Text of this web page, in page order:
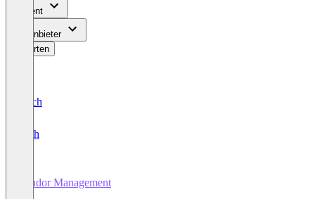
Content
Für Anbieter
Bewerten
Deutsch
English
Vendor Management